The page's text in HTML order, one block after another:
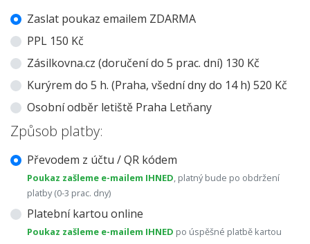
Zaslat poukaz emailem ZDARMA
PPL 150 Kč
Zásilkovna.cz (doručení do 5 prac. dní) 130 Kč
Kurýrem do 5 h. (Praha, všední dny do 14 h) 520 Kč
Osobní odběr letiště Praha Letňany
Způsob platby:
Převodem z účtu / QR kódem
Poukaz zašleme e-mailem IHNED, platný bude po obdržení
platby (0-3 prac. dny)
Platební kartou online
Poukaz zašleme e-mailem IHNED po úspěšné platbě kartou